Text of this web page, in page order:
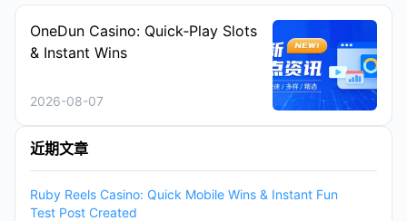
OneDun Casino: Quick‑Play Slots
& Instant Wins
2026-08-07
近期文章
Ruby Reels Casino: Quick Mobile Wins & Instant Fun
Test Post Created